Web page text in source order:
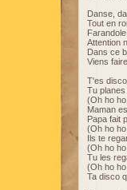
Danse,
Tout en
Attention
Dans ce
Viens
T'es
Tu
(Oh ho ho
Maman
Papa fait
(Oh ho ho
Ils te
(Oh ho ho
Tu les
(Oh ho ho
Ta disco